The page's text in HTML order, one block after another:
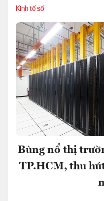
Kinh tế số
Bùng nổ thị
TP.HCM, thu